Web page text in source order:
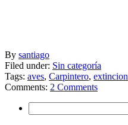
By santiago
Filed under: Sin categoría
Tags: aves, Carpintero, extincion
Comments: 2 Comments
for: